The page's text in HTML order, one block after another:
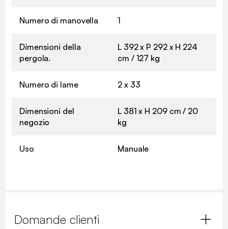
Numero di manovella 1
Dimensioni della
pergola.
L 392 x P 292 x H 224
cm / 127 kg
Numero di lame 2 x 33
Dimensioni del
negozio
L 381 x H 209 cm / 20
kg
Uso Manuale
Domande clienti